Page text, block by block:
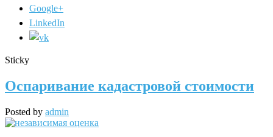
Google+
LinkedIn
Sticky
Оспаривание кадастровой стоимости
Posted by admin